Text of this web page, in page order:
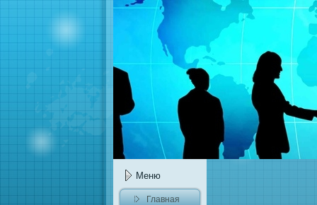
Меню
Главнaя